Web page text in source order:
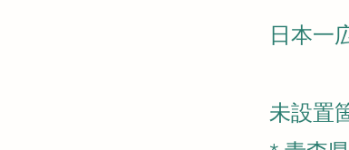
日本一
未設置